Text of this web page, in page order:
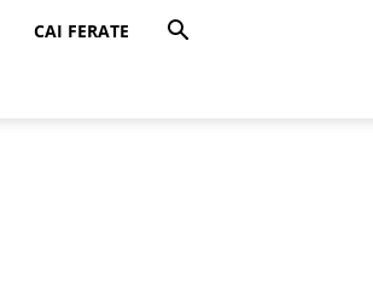
CAI FERATE